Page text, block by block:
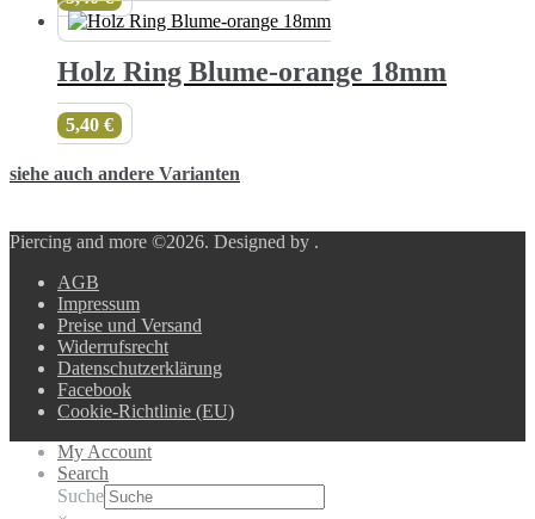
Holz Ring Blume-orange 18mm
5,40 €
siehe auch andere Varianten
Piercing and more ©2026. Designed by .
AGB
Impressum
Preise und Versand
Widerrufsrecht
Datenschutzerklärung
Facebook
Cookie-Richtlinie (EU)
My Account
Search
Suche